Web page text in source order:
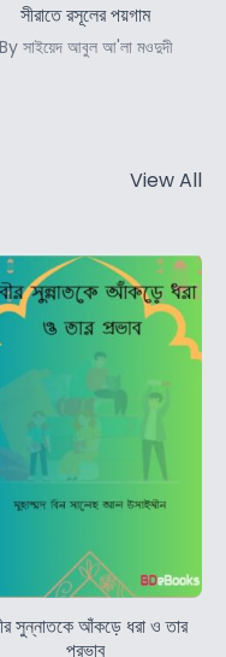
সীরাতে রসূলের পয়গাম
By সাইয়েদ আবুল আ'লা মওদুদী
View All
সুন্নাতকে আঁকড়ে ধরা ও তার
প্রভাব